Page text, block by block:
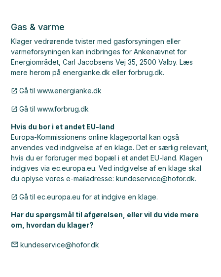
Gas & varme
Klager vedrørende tvister med gasforsyningen eller
varmeforsyningen kan indbringes for Ankenævnet for
Energiområdet, Carl Jacobsens Vej 35, 2500 Valby. Læs
mere herom på energianke.dk eller forbrug.dk.
Gå til www.energianke.dk
Gå til www.forbrug.dk
Hvis du bor i et andet EU-land
Europa-Kommissionens online klageportal kan også
anvendes ved indgivelse af en klage. Det er særlig relevant,
hvis du er forbruger med bopæl i et andet EU-land. Klagen
indgives via ec.europa.eu. Ved indgivelse af en klage skal
du oplyse vores e-mailadresse: kundeservice@hofor.dk.
Gå til ec.europa.eu for at indgive en klage.
Har du spørgsmål til afgørelsen, eller vil du vide mere
om, hvordan du klager?
kundeservice@hofor.dk